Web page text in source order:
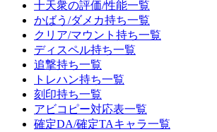
十天衆の評価/性能一覧
かばう/ダメカ持ち一覧
クリア/マウント持ち一覧
ディスペル持ち一覧
追撃持ち一覧
トレハン持ち一覧
刻印持ち一覧
アビコピー対応表一覧
確定DA/確定TAキャラ一覧